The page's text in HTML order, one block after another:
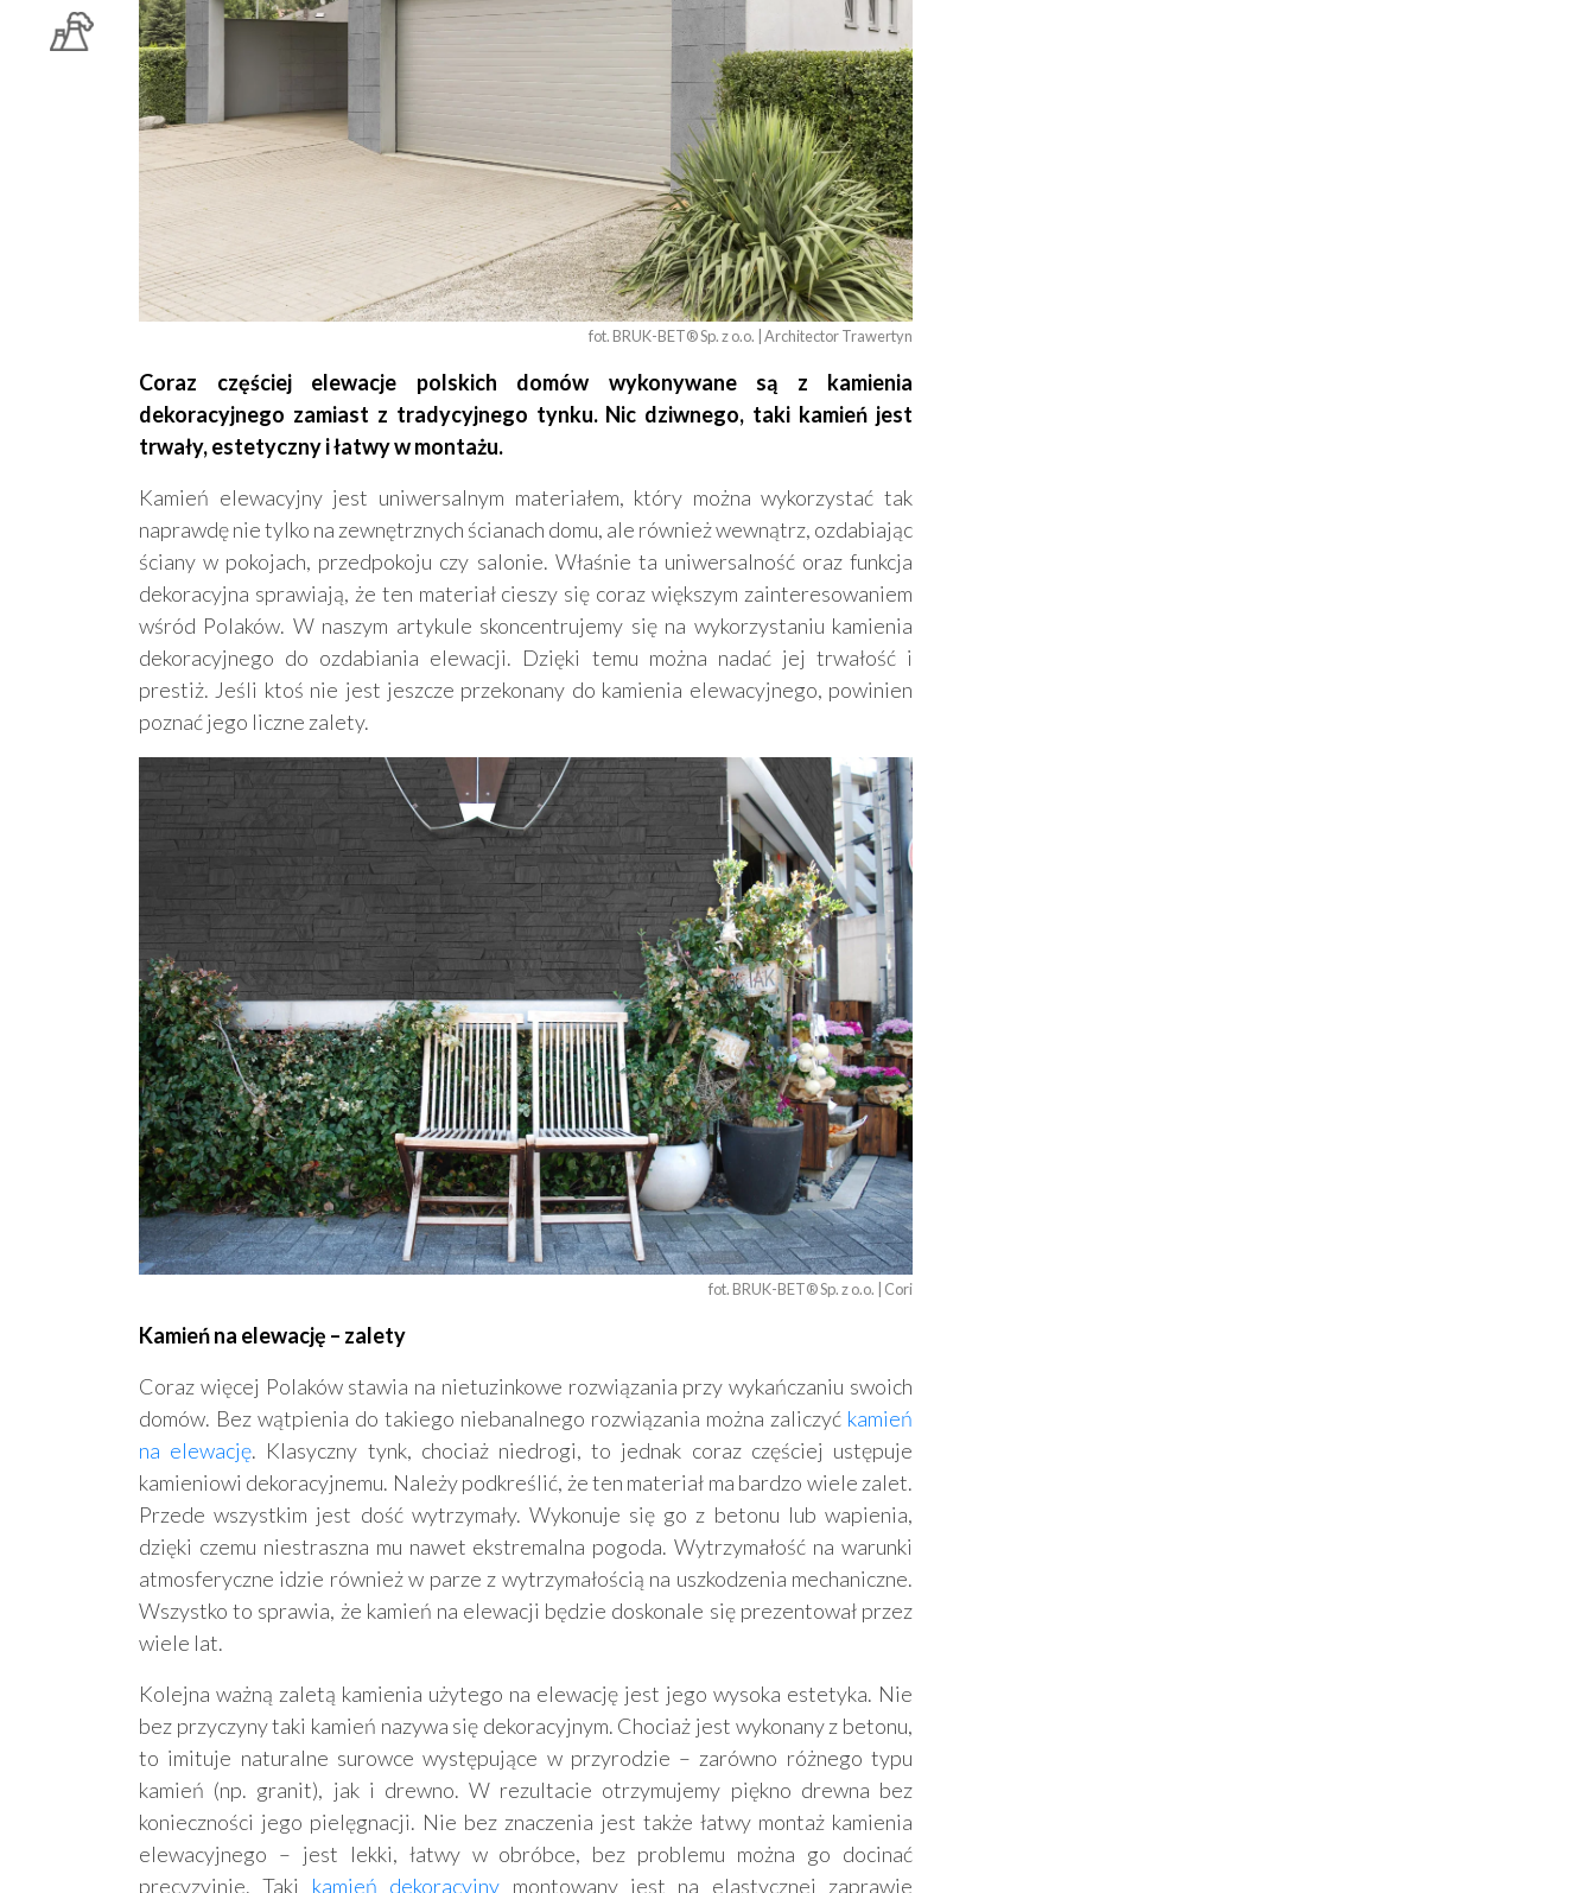
fot. BRUK-BET® Sp. z o.o. | Architector Trawertyn
Coraz częściej elewacje polskich domów wykonywane są z kamienia
dekoracyjnego zamiast z tradycyjnego tynku. Nic dziwnego, taki kamień jest
trwały, estetyczny i łatwy w montażu.
Kamień elewacyjny jest uniwersalnym materiałem, który można wykorzystać tak
naprawdę nie tylko na zewnętrznych ścianach domu, ale również wewnątrz, ozdabiając
ściany w pokojach, przedpokoju czy salonie. Właśnie ta uniwersalność oraz funkcja
dekoracyjna sprawiają, że ten materiał cieszy się coraz większym zainteresowaniem
wśród Polaków. W naszym artykule skoncentrujemy się na wykorzystaniu kamienia
dekoracyjnego do ozdabiania elewacji. Dzięki temu można nadać jej trwałość i
prestiż. Jeśli ktoś nie jest jeszcze przekonany do kamienia elewacyjnego, powinien
poznać jego liczne zalety.
fot. BRUK-BET® Sp. z o.o. | Cori
Kamień na elewację – zalety
Coraz więcej Polaków stawia na nietuzinkowe rozwiązania przy wykańczaniu swoich
domów. Bez wątpienia do takiego niebanalnego rozwiązania można zaliczyć kamień
na elewację. Klasyczny tynk, chociaż niedrogi, to jednak coraz częściej ustępuje
kamieniowi dekoracyjnemu. Należy podkreślić, że ten materiał ma bardzo wiele zalet.
Przede wszystkim jest dość wytrzymały. Wykonuje się go z betonu lub wapienia,
dzięki czemu niestraszna mu nawet ekstremalna pogoda. Wytrzymałość na warunki
atmosferyczne idzie również w parze z wytrzymałością na uszkodzenia mechaniczne.
Wszystko to sprawia, że kamień na elewacji będzie doskonale się prezentował przez
wiele lat.
Kolejna ważną zaletą kamienia użytego na elewację jest jego wysoka estetyka. Nie
bez przyczyny taki kamień nazywa się dekoracyjnym. Chociaż jest wykonany z betonu,
to imituje naturalne surowce występujące w przyrodzie – zarówno różnego typu
kamień (np. granit), jak i drewno. W rezultacie otrzymujemy piękno drewna bez
konieczności jego pielęgnacji. Nie bez znaczenia jest także łatwy montaż kamienia
elewacyjnego – jest lekki, łatwy w obróbce, bez problemu można go docinać
precyzyjnie. Taki kamień dekoracyjny montowany jest na elastycznej zaprawie